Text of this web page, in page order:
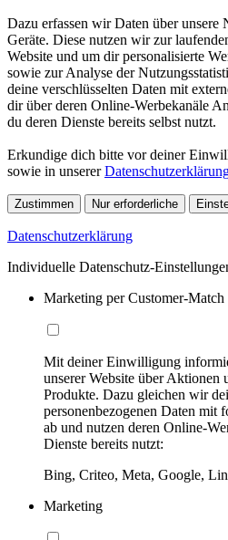
Dazu erfassen wir Daten über unsere
Geräte. Diese nutzen wir zur
Website und um dir personalisierte
sowie zur Analyse der
deine verschlüsselten Daten mit
dir über deren Online-Werbekanäle
du deren Dienste bereits selbst nutzt.
Erkundige dich bitte vor deiner
sowie in unserer
Zustimmen Nur erforderliche
Datenschutzerklärung
Individuelle Datenschutz-
Marketing per Customer-Match
Mit deiner Einwilligung
unserer Website über Aktionen
Produkte. Dazu gleichen wir
personenbezogenen Daten mit
ab und nutzen deren Online-
Dienste bereits nutzt:
Bing, Criteo, Meta, Google,
Marketing